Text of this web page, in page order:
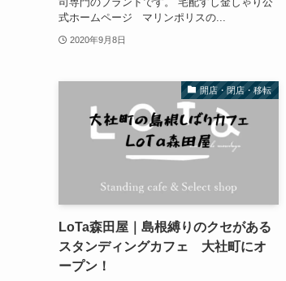
式ホームページ マリンポリスの...
2020年9月8日
開店・閉店・移転
LoTa森田屋｜島根縛りのクセがある
スタンディングカフェ 大社町にオ
ープン！